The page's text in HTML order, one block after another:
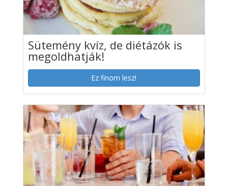
Sütemény kvíz, de diétázók is
megoldhatják!
Ez finom lesz!